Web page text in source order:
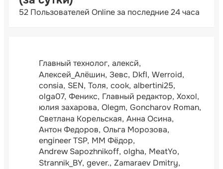
52 Пользователей Online за последние 24 часа
Главный технолог алексй
Алексей_Алёшин Зевс Dkfl Werroid
consia SEN Толя cook albertini25
olga07 Феникс Главный редактор Xoxol
юлия захарова Olegm Goncharov Roman
Светлана Корельская Анна Осина
Антон Федоров Ольга Морозова
engineer TSP ММ Фёдор
Andrew Sapozhnikoff olgha MeatYo
Strannik_BY gever. Zamaraev Dmitry